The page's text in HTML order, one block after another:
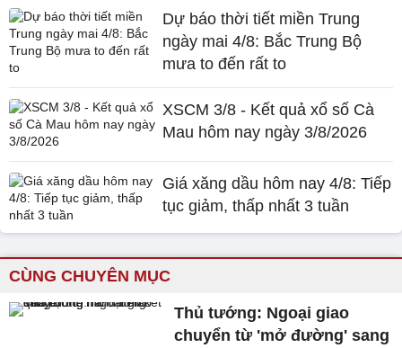
Dự báo thời tiết miền Trung
ngày mai 4/8: Bắc Trung Bộ
mưa to đến rất to
XSCM 3/8 - Kết quả xổ số Cà
Mau hôm nay ngày 3/8/2026
Giá xăng dầu hôm nay 4/8: Tiếp
tục giảm, thấp nhất 3 tuần
CÙNG CHUYÊN MỤC
Thủ tướng: Ngoại giao
chuyển từ 'mở đường' sang